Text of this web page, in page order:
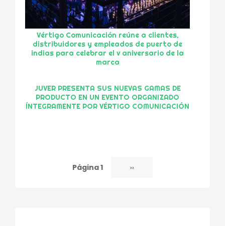
Vértigo Comunicación reúne a clientes,
distribuidores y empleados de puerto de
indias para celebrar el v aniversario de la
marca
JUVER PRESENTA SUS NUEVAS GAMAS DE
PRODUCTO EN UN EVENTO ORGANIZADO
ÍNTEGRAMENTE POR VÉRTIGO COMUNICACIÓN
Página 1 Siguiente
››